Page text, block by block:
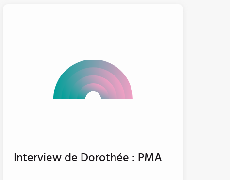
Interview de Dorothée : PMA